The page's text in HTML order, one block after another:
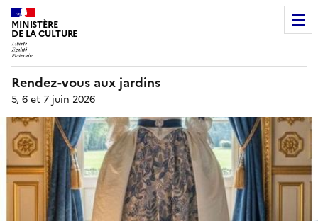
MINISTÈRE
DE LA CULTURE
Rendez-vous aux jardins
5, 6 et 7 juin 2026